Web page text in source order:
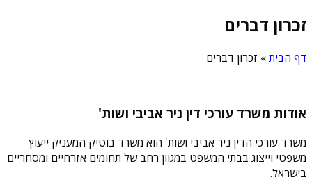
זכרון דברים
דף הבית» זכרון דברים
אודות משרד עורכי דין ניר אביבי ושות'
משרד עורכי הדין ניר אביבי ושות' הוא משרד בוטיק המעניק ייעוץ
משפטי וייצוג בבתי המשפט במגוון רחב של תחומים אזרחיים ומסחריים
בישראל.